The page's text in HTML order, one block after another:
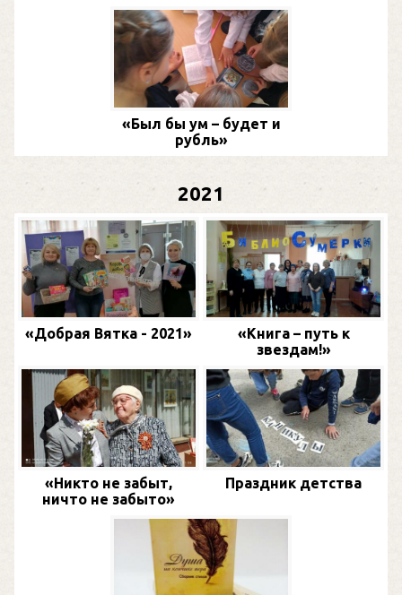
«Был бы ум – будет и
рубль»
2021
«Добрая Вятка - 2021»
«Книга – путь к
звездам!»
«Никто не забыт,
ничто не забыто»
Праздник детства